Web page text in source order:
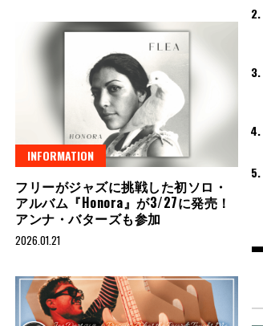
INFORMATION
フリーがジャズに挑戦した初ソロ・
アルバム『Honora』が3/27に発売！
アンナ・バターズも参加
2026.01.21